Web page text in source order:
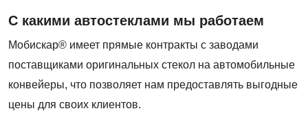
С какими автостеклами мы работаем
Мобискар® имеет прямые контракты с заводами
поставщиками оригинальных стекол на автомобильные
конвейеры, что позволяет нам предоставлять выгодные
цены для своих клиентов.